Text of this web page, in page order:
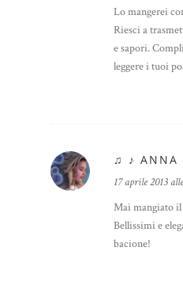
Lo mangerei
Riesci a
e sapori.
leggere i tuoi
♫ ♪ ANNA
17 aprile 2013
Mai mangiato
Bellissimi e
bacione!